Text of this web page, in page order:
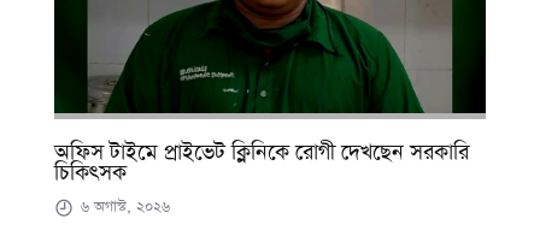
অফিস টাইমে প্রাইভেট ক্লিনিকে রোগী দেখছেন সরকারি
চিকিৎসক
৬ অগাস্ট, ২০২৬